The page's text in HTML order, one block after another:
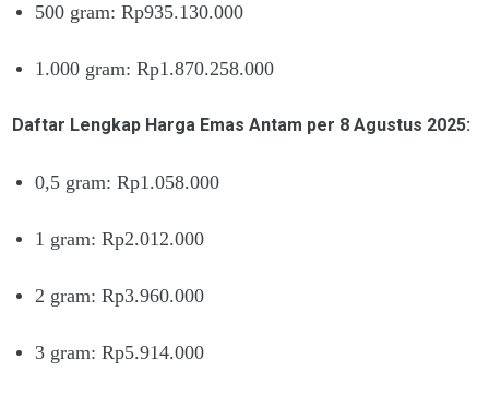
500 gram: Rp935.130.000
1.000 gram: Rp1.870.258.000
Daftar Lengkap Harga Emas Antam per 8 Agustus 2025:
0,5 gram: Rp1.058.000
1 gram: Rp2.012.000
2 gram: Rp3.960.000
3 gram: Rp5.914.000